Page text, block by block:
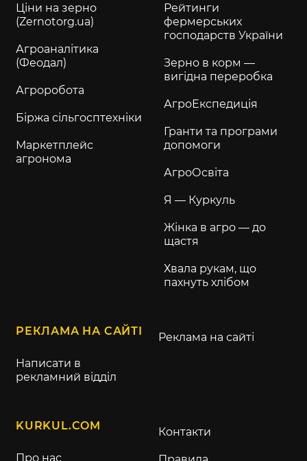
Ціни на зерно
(Zernotorg.ua)
Агроаналітика
(Феодал)
Агроробота
Біржа сільгосптехніки
Маркетплейс
агронома
Рейтинги
фермерських
господарств України
Зерно в корм —
вигідна переробка
АгроЕкспедиція
Гранти та програми
допомоги
АгроОсвіта
Я — Куркуль
Жінка в агро — до
щастя
Хвала рукам, що
пахнуть хлібом
РЕКЛАМА НА САЙТІ
Написати в
рекламний відділ
Реклама на сайті
KURKUL.COM
Про нас
Контакти